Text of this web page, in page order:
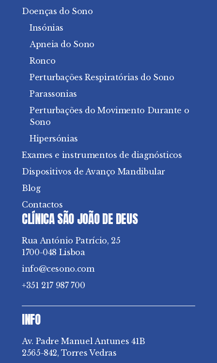
Doenças do Sono
Insónias
Apneia do Sono
Ronco
Perturbações Respiratórias do Sono
Parassonias
Perturbações do Movimento Durante o
Sono
Hipersónias
Exames e instrumentos de diagnósticos
Dispositivos de Avanço Mandibular
Blog
Contactos
CLÍNICA SÃO JOÃO DE DEUS
Rua António Patrício, 25
1700-048 Lisboa
info@cesono.com
+351 217 987 700
INFO
Av. Padre Manuel Antunes 41B
2565-842, Torres Vedras